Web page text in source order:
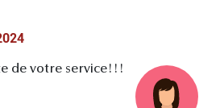
de votre service!!!